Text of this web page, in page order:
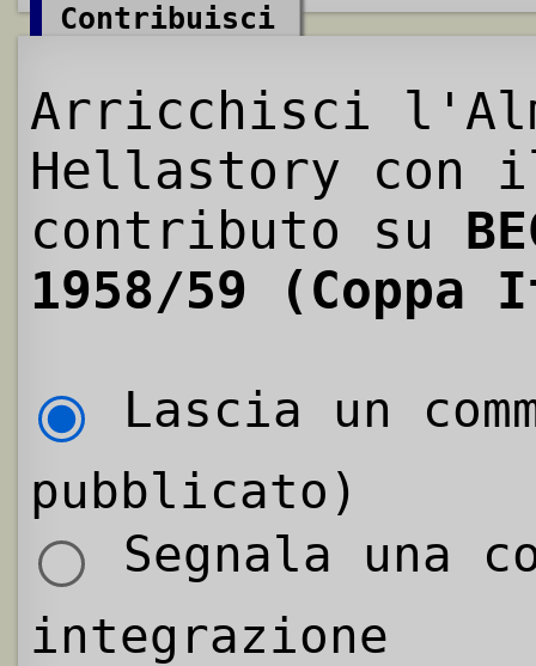
Contribuisci
Arricchisci
Hellastory con
contributo su
1958/59
Lascia un
pubblicato)
Segnala una
integrazione